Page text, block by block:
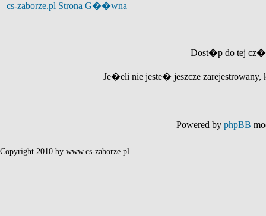
cs-zaborze.pl Strona G��wna
Dost�p do tej
Je�eli nie jeste� jeszcze
Powered by phpBB
Copyright 2010 by www.cs-zaborze.pl